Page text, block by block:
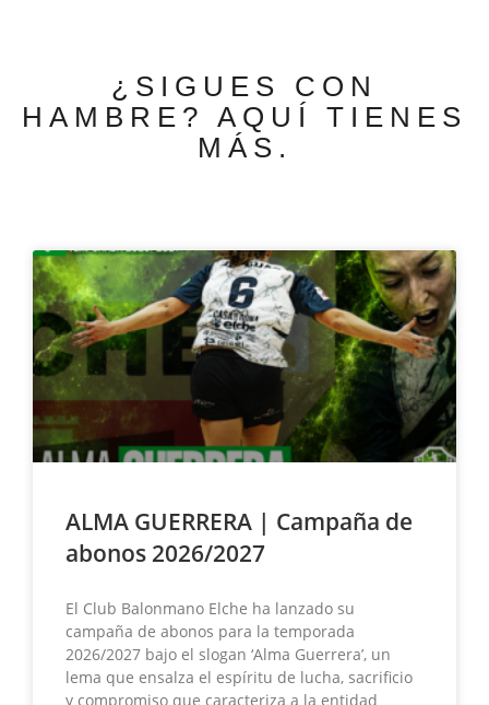
¿SIGUES CON
HAMBRE? AQUÍ TIENES
MÁS.
ALMA GUERRERA | Campaña de
abonos 2026/2027
El Club Balonmano Elche ha lanzado su
campaña de abonos para la temporada
2026/2027 bajo el slogan ‘Alma Guerrera’, un
lema que ensalza el espíritu de lucha, sacrificio
y compromiso que caracteriza a la entidad